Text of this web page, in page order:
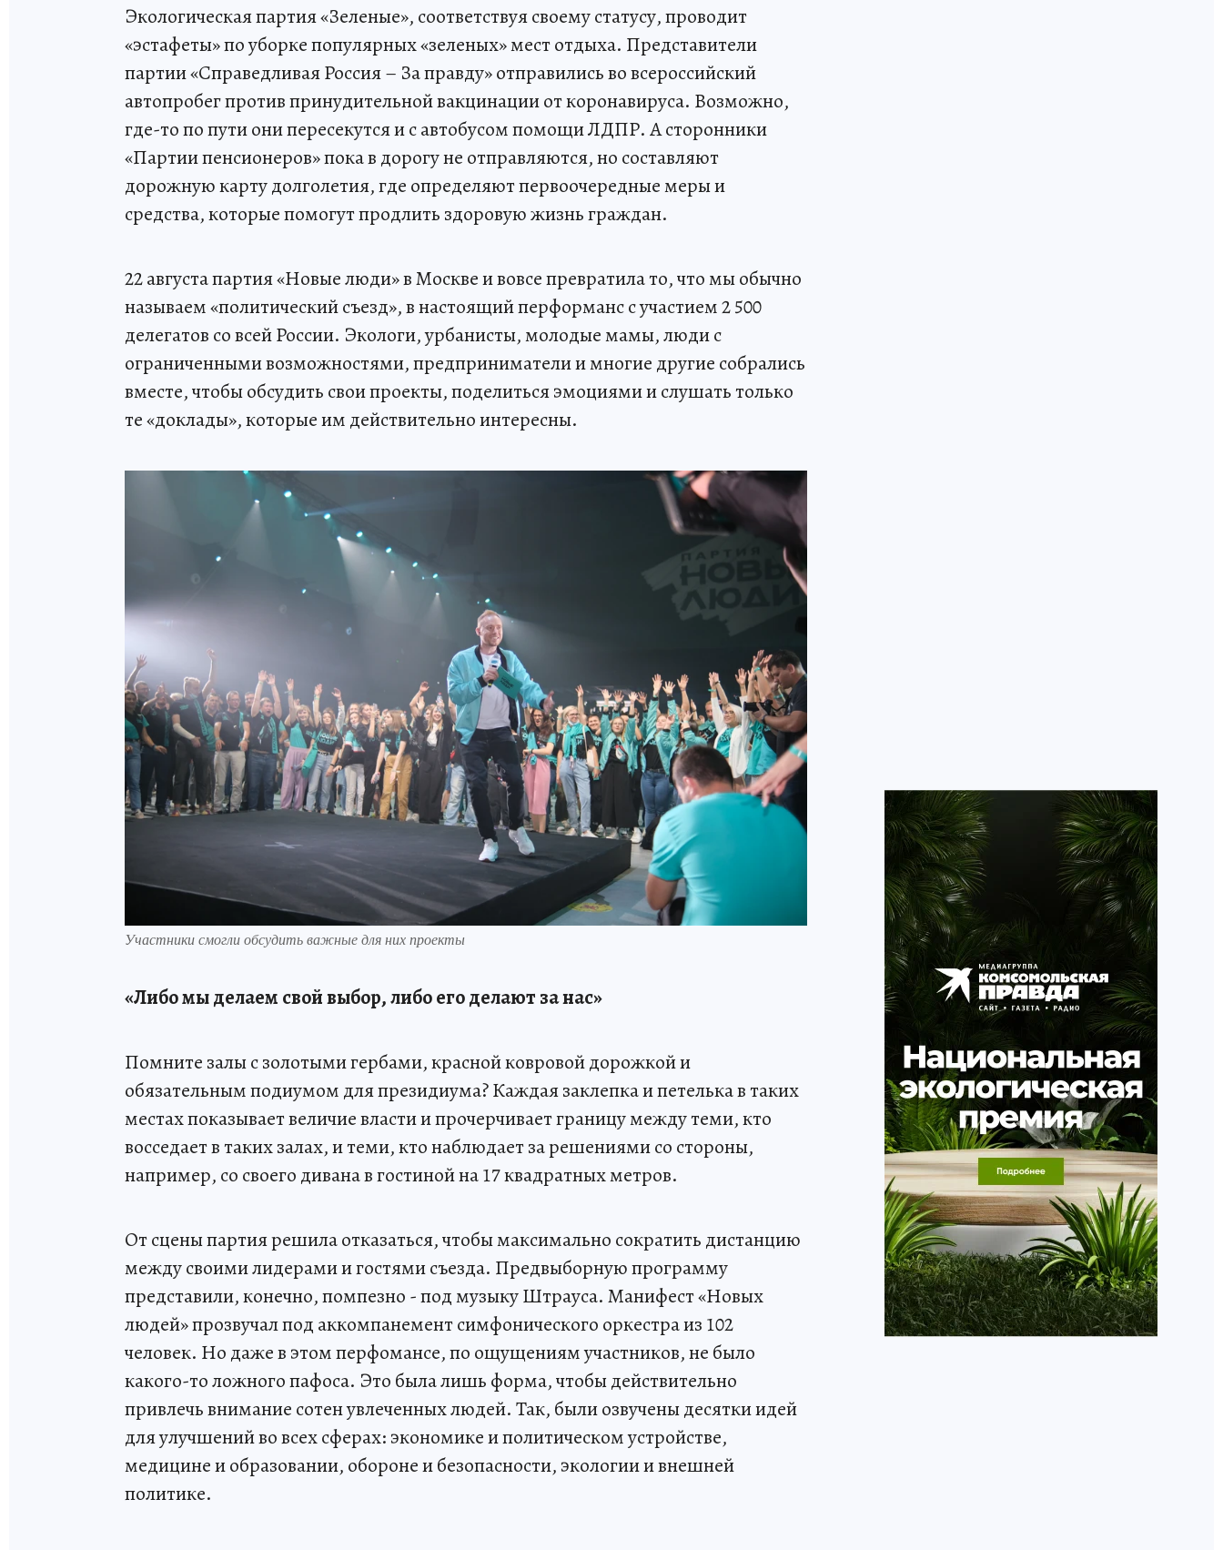
Экологическая партия «Зеленые», соответствуя своему статусу, проводит
«эстафеты» по уборке популярных «зеленых» мест отдыха. Представители
партии «Справедливая Россия – За правду» отправились во всероссийский
автопробег против принудительной вакцинации от коронавируса. Возможно,
где-то по пути они пересекутся и с автобусом помощи ЛДПР. А сторонники
«Партии пенсионеров» пока в дорогу не отправляются, но составляют
дорожную карту долголетия, где определяют первоочередные меры и
средства, которые помогут продлить здоровую жизнь граждан.
22 августа партия «Новые люди» в Москве и вовсе превратила то, что мы обычно
называем «политический съезд», в настоящий перформанс с участием 2 500
делегатов со всей России. Экологи, урбанисты, молодые мамы, люди с
ограниченными возможностями, предприниматели и многие другие собрались
вместе, чтобы обсудить свои проекты, поделиться эмоциями и слушать только
те «доклады», которые им действительно интересны.
Участники смогли обсудить важные для них проекты
«Либо мы делаем свой выбор, либо его делают за нас»
Помните залы с золотыми гербами, красной ковровой дорожкой и
обязательным подиумом для президиума? Каждая заклепка и петелька в таких
местах показывает величие власти и прочерчивает границу между теми, кто
восседает в таких залах, и теми, кто наблюдает за решениями со стороны,
например, со своего дивана в гостиной на 17 квадратных метров.
От сцены партия решила отказаться, чтобы максимально сократить дистанцию
между своими лидерами и гостями съезда. Предвыборную программу
представили, конечно, помпезно - под музыку Штрауса. Манифест «Новых
людей» прозвучал под аккомпанемент симфонического оркестра из 102
человек. Но даже в этом перфомансе, по ощущениям участников, не было
какого-то ложного пафоса. Это была лишь форма, чтобы действительно
привлечь внимание сотен увлеченных людей. Так, были озвучены десятки идей
для улучшений во всех сферах: экономике и политическом устройстве,
медицине и образовании, обороне и безопасности, экологии и внешней
политике.